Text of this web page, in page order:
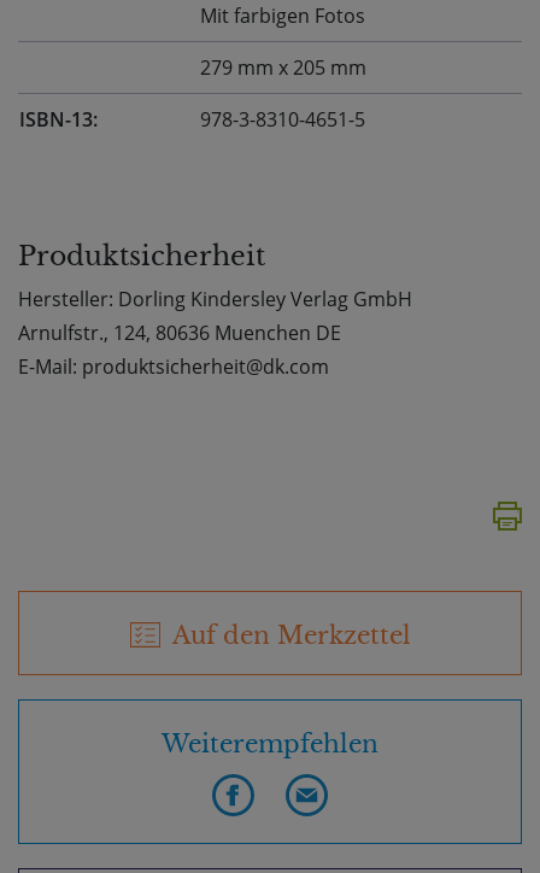
Mit farbigen Fotos
279 mm x 205 mm
ISBN-13:
978-3-8310-4651-5
Produktsicherheit
Hersteller: Dorling Kindersley Verlag GmbH
Arnulfstr., 124, 80636 Muenchen DE
E-Mail: produktsicherheit@dk.com
Auf den Merkzettel
Weiterempfehlen